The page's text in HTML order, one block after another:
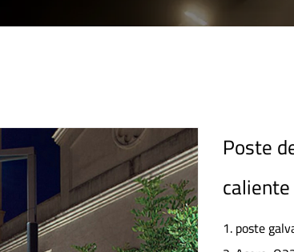
Poste
caliente
1. poste